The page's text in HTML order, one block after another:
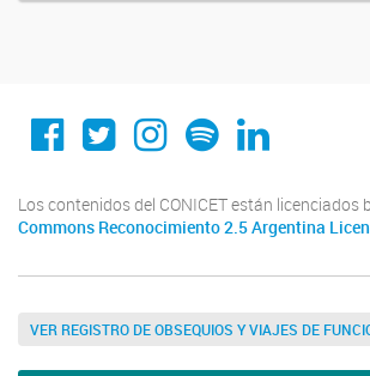
Conicet Cordoba
@conicetcordoba
SpotifyLinkedin
Los contenidos del CONICET están licenciados
Commons Reconocimiento 2.5 Argentina
VER REGISTRO DE OBSEQUIOS Y VIAJES DE